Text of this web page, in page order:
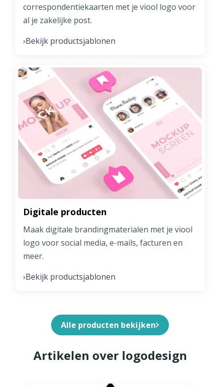
correspondentiekaarten met je viool logo voor
al je zakelijke post.
›Bekijk productsjablonen
Digitale producten
Maak digitale brandingmaterialen met je viool
logo voor social media, e-mails, facturen en
meer.
›Bekijk productsjablonen
Alle producten bekijken
Artikelen over logodesign